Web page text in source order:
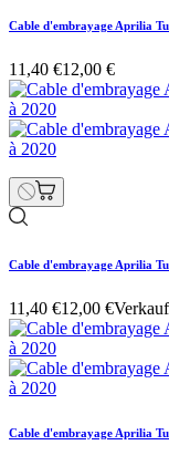
Cable d'embrayage Aprilia
11,40 €12,00 €
Cable d'embrayage Aprilia
11,40 €12,00 €
Cable d'embrayage Aprilia